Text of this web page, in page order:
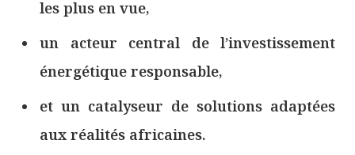
les plus en vue,
un acteur central de l’investissement
énergétique responsable,
et un catalyseur de solutions adaptées
aux réalités africaines.